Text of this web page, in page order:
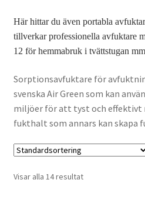
Avfuktare
VVS
Fynd
Här hittar du även portabla
tillverkar professionella avfuktare
12 för hemmabruk i tvättstugan
Sorptionsavfuktare för
svenska Air Green som kan
miljöer för att tyst och effektivt
fukthalt som annars kan skapa
Visar alla 14 resultat